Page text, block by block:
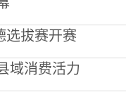
选拔赛开赛
域消费活力